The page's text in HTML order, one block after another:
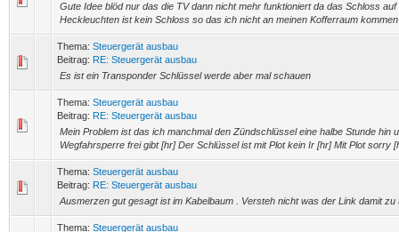
Gute Idee blöd nur das die TV dann nicht mehr funktioniert da das Schloss
Heckleuchten ist kein Schloss so das ich nicht an meinen Kofferraum
Thema: Steuergerät ausbau
Beitrag: RE: Steuergerät ausbau
Es ist ein Transponder Schlüssel werde aber mal schauen
Thema: Steuergerät ausbau
Beitrag: RE: Steuergerät ausbau
Mein Problem ist das ich manchmal den Zündschlüssel eine halbe Stunde hin
Wegfahrsperre frei gibt [hr] Der Schlüssel ist mit Plot kein Ir [hr] Mit Plot sorry
Thema: Steuergerät ausbau
Beitrag: RE: Steuergerät ausbau
Ausmerzen gut gesagt ist im Kabelbaum . Versteh nicht was der Link damit zu
Thema: Steuergerät ausbau